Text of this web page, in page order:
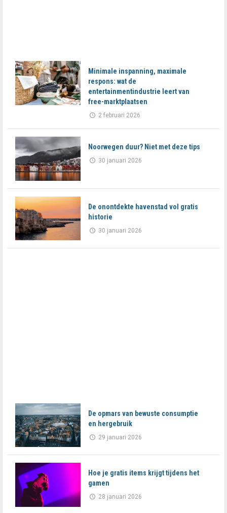
Minimale inspanning, maximale
respons: wat de
entertainmentindustrie leert van
free-marktplaatsen
2 februari 2026
Noorwegen duur? Niet met deze tips
30 januari 2026
De onontdekte havenstad vol gratis
historie
30 januari 2026
De opmars van bewuste consumptie
en hergebruik
29 januari 2026
Hoe je gratis items krijgt tijdens het
gamen
28 januari 2026